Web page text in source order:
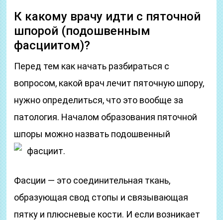
К какому врачу идти с пяточной
шпорой (подошвенным
фасциитом)?
Перед тем как начать разбираться с
вопросом, какой врач лечит пяточную шпору,
нужно определиться, что это вообще за
патология. Началом образования пяточной
шпоры можно назвать подошвенный
фасциит.
Фасции — это соединительная ткань,
образующая свод стопы и связывающая
пятку и плюсневые кости. И если возникает